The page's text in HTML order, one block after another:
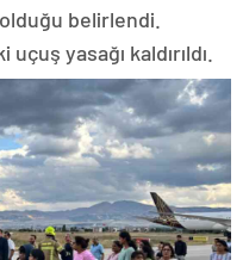
belirlendi.
yasağı kaldırıldı.